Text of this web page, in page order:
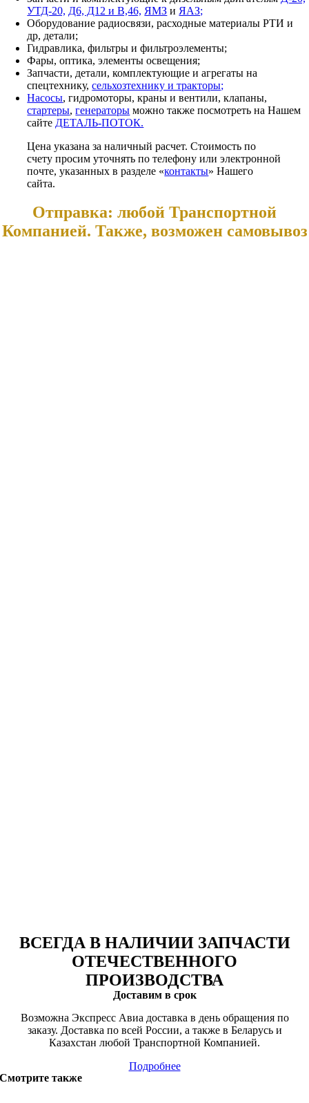
УТД-20, Д6, Д12 и В,46, ЯМЗ и ЯАЗ;
Оборудование радиосвязи, расходные материалы РТИ и
др, детали;
Гидравлика, фильтры и фильтроэлементы;
Фары, оптика, элементы освещения;
Запчасти, детали, комплектующие и агрегаты на
спецтехнику,сельхозтехнику и тракторы;
Насосы, гидромоторы, краны и вентили, клапаны,
стартеры,генераторы можно также посмотреть на Нашем
сайте ДЕТАЛЬ-ПОТОК.
Цена указана за наличный расчет. Стоимость по
счету просим уточнять по телефону или электронной
почте, указанных в разделе «контакты» Нашего
сайта.
Отправка: любой Транспортной
Компанией. Также, возможен самовывоз
ВСЕГДА В НАЛИЧИИ ЗАПЧАСТИ
ОТЕЧЕСТВЕННОГО
ПРОИЗВОДСТВА
Доставим в срок
Возможна Экспресс Авиа доставка в день обращения по
заказу. Доставка по всей России, а также в Беларусь и
Казахстан любой Транспортной Компанией.
Подробнее
Смотрите также